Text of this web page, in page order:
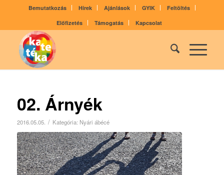
Bemutatkozás Hírek Ajánlások GYIK
Feltöltés
Előfizetés
Támogatás Kapcsolat
02. Árnyék
2016.05.05. / Kategória: Nyári ábécé